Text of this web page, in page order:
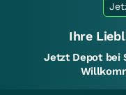
Ihre
Jetzt Depot bei